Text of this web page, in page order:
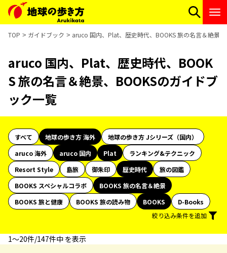
TOP ガイドブック aruco 国内、Plat、歴史時代、BOOKS 旅の名言＆絶景
aruco 国内、Plat、歴史時代、BOOK
S 旅の名言＆絶景、BOOKSのガイドブ
ック一覧
すべて 地球の歩き方 海外
地球の歩き方 Jシリーズ（国内）
aruco 海外
aruco 国内 Plat
ランキング&テクニック
Resort Style
島旅 御朱印 歴史時代
旅の図鑑
BOOKS スペシャルコラボ
BOOKS 旅の名言＆絶景
BOOKS 旅と健康
BOOKS 旅の読み物 BOOKS
D-Books
絞り込み条件を追加
1〜20件/147件中 を表示